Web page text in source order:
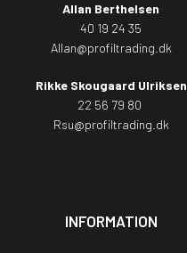
Allan Berthelsen
40 19 24 35
Allan@profiltrading.dk
Rikke Skougaard Ulriksen
22 56 79 80
Rsu@profiltrading.dk
INFORMATION